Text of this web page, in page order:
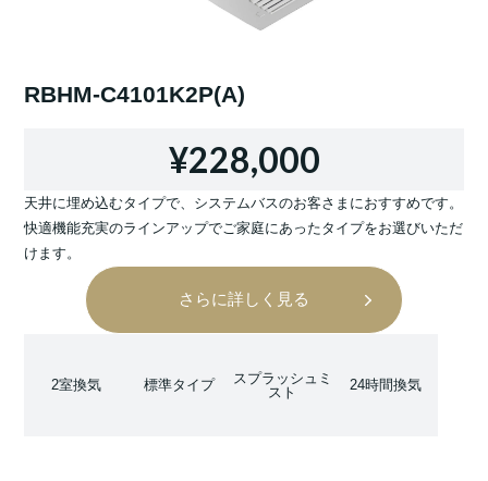
RBHM-C4101K2P(A)
¥228,000
天井に埋め込むタイプで、システムバスのお客さまにおすすめです。
快適機能充実のラインアップでご家庭にあったタイプをお選びいただ
けます。
さらに詳しく見る
2室換気 標準タイプ
スプラッシュミ
スト
24時間換気